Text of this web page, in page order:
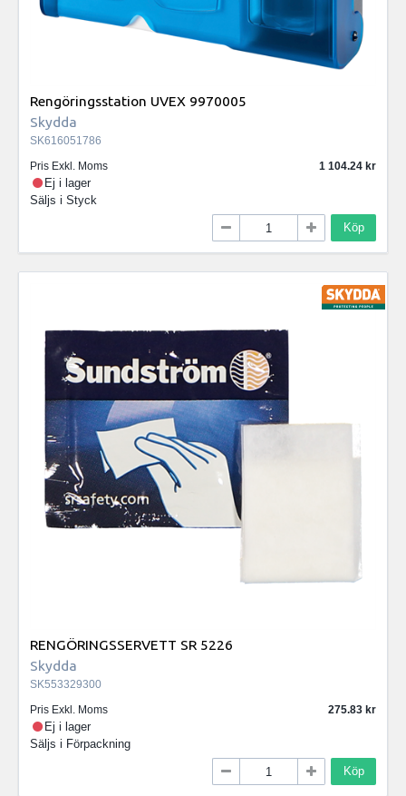
Rengöringsstation UVEX 9970005
Skydda
SK616051786
Pris Exkl. Moms
1 104.24
Ej i lager
Säljs i Styck
Köp
RENGÖRINGSSERVETT SR 5226
Skydda
SK553329300
Pris Exkl. Moms
275.83
Ej i lager
Säljs i Förpackning
Köp